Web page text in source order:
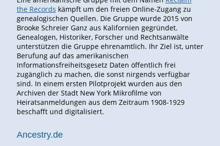
the Records kämpft um den freien Online-Zugang zu
genealogischen Quellen. Die Gruppe wurde 2015 von
Brooke Schreier Ganz aus Kalifornien gegründet.
Genealogen, Historiker, Forscher und Rechtsanwälte
unterstützen die Gruppe ehrenamtlich. Ihr Ziel ist, unter
Berufung auf das amerikanischen
Informationsfreiheitsgesetz Daten öffentlich frei
zugänglich zu machen, die sonst nirgends verfügbar
sind. In einem ersten Pilotprojekt wurden aus den
Archiven der Stadt New York Mikrofilme von
Heiratsanmeldungen aus dem Zeitraum 1908-1929
beschafft und digitalisiert.
Ancestry.de